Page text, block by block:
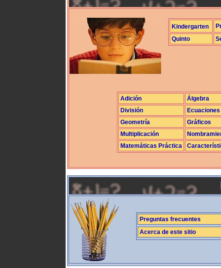
Kindergarten
Quinto
Adición
Álgebra
División
Ecuaciones
Geometría
Gráficos
Multiplicación
Matemáticas Práctica
Preguntas frecuentes
Acerca de este sitio